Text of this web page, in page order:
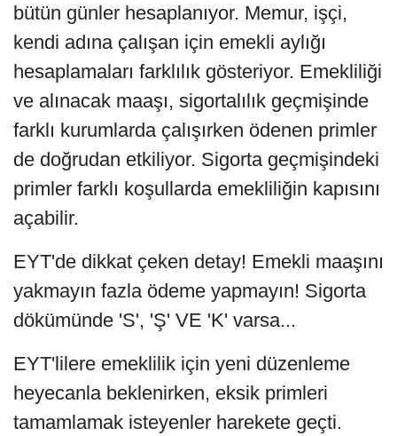
bütün günler hesaplanıyor. Memur, işçi,
kendi adına çalışan için emekli aylığı
hesaplamaları farklılık gösteriyor. Emekliliği
ve alınacak maaşı, sigortalılık geçmişinde
farklı kurumlarda çalışırken ödenen primler
de doğrudan etkiliyor. Sigorta geçmişindeki
primler farklı koşullarda emekliliğin kapısını
açabilir.
EYT'de dikkat çeken detay! Emekli maaşını
yakmayın fazla ödeme yapmayın! Sigorta
dökümünde 'S', 'Ş' VE 'K' varsa...
EYT'lilere emeklilik için yeni düzenleme
heyecanla beklenirken, eksik primleri
tamamlamak isteyenler harekete geçti.